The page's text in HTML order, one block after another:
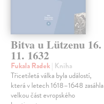
Bitva u Lützenu 16.
11. 1632
Fukala Radek| Kniha
Třicetiletá válka byla událostí,
která v letech 1618–1648 zasáhla
velkou část evropského